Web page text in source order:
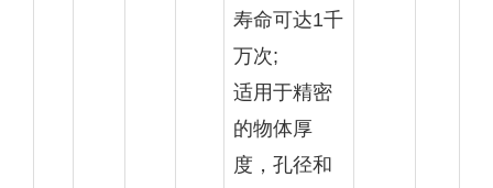
寿命可达1千
万次;
适用于精密
的物体厚
度，孔径和